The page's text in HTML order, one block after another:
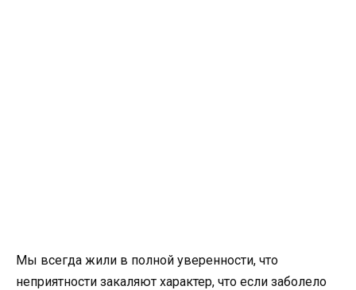
Мы всегда жили в полной уверенности, что
неприятности закаляют характер, что если заболело